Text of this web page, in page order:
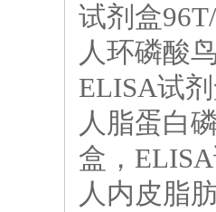
试剂盒
人环磷酸
ELISA试
人脂蛋白
盒，
人内皮脂